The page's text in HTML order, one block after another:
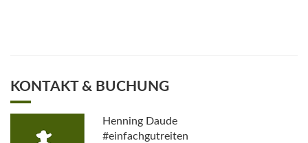
KONTAKT & BUCHUNG
Henning Daude
#einfachgutreiten